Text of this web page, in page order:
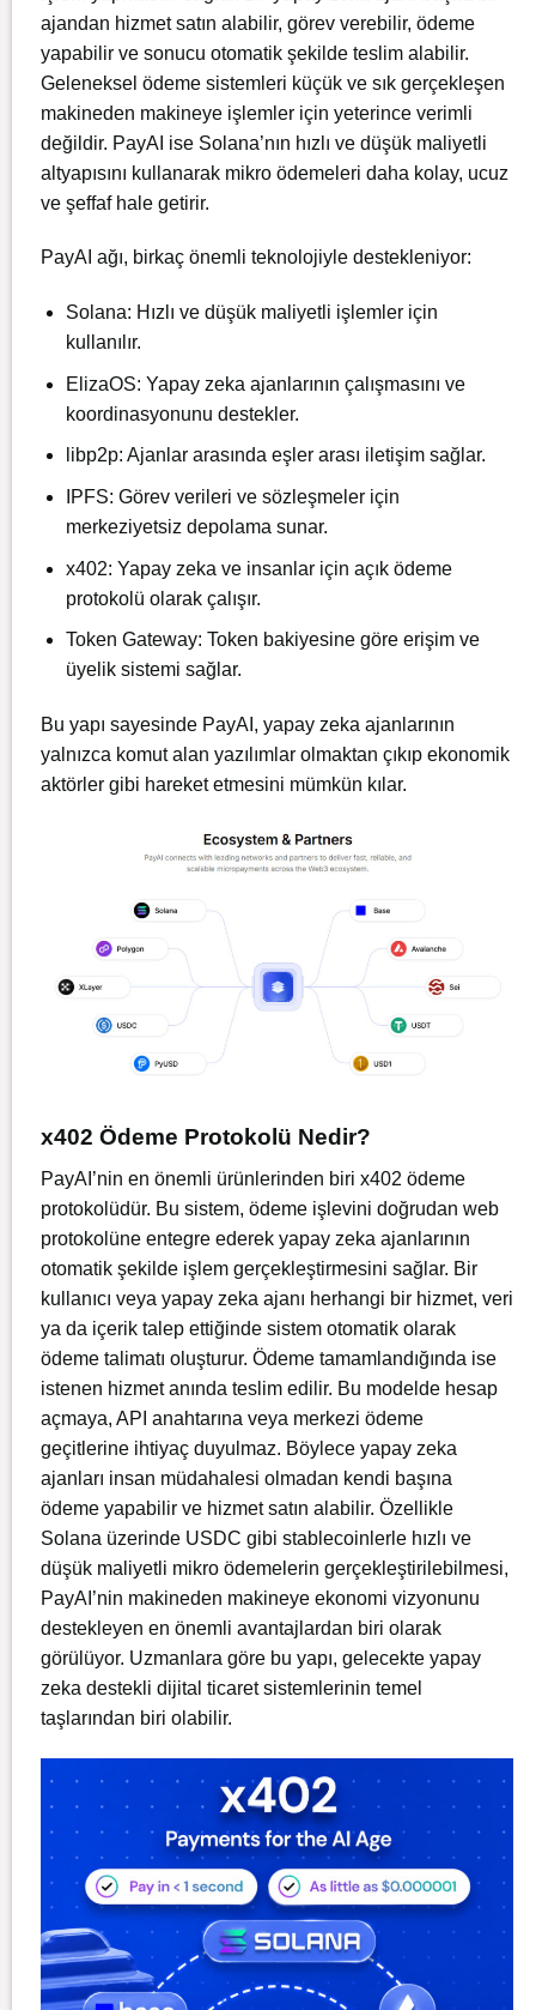
ajandan hizmet satın alabilir, görev verebilir, ödeme
yapabilir ve sonucu otomatik şekilde teslim alabilir.
Geleneksel ödeme sistemleri küçük ve sık gerçekleşen
makineden makineye işlemler için yeterince verimli
değildir. PayAI ise Solana’nın hızlı ve düşük maliyetli
altyapısını kullanarak mikro ödemeleri daha kolay, ucuz
ve şeffaf hale getirir.
PayAI ağı, birkaç önemli teknolojiyle destekleniyor:
Solana: Hızlı ve düşük maliyetli işlemler için
kullanılır.
ElizaOS: Yapay zeka ajanlarının çalışmasını ve
koordinasyonunu destekler.
libp2p: Ajanlar arasında eşler arası iletişim sağlar.
IPFS: Görev verileri ve sözleşmeler için
merkeziyetsiz depolama sunar.
x402: Yapay zeka ve insanlar için açık ödeme
protokolü olarak çalışır.
Token Gateway: Token bakiyesine göre erişim ve
üyelik sistemi sağlar.
Bu yapı sayesinde PayAI, yapay zeka ajanlarının
yalnızca komut alan yazılımlar olmaktan çıkıp ekonomik
aktörler gibi hareket etmesini mümkün kılar.
x402 Ödeme Protokolü Nedir?
PayAI’nin en önemli ürünlerinden biri x402 ödeme
protokolüdür. Bu sistem, ödeme işlevini doğrudan web
protokolüne entegre ederek yapay zeka ajanlarının
otomatik şekilde işlem gerçekleştirmesini sağlar. Bir
kullanıcı veya yapay zeka ajanı herhangi bir hizmet, veri
ya da içerik talep ettiğinde sistem otomatik olarak
ödeme talimatı oluşturur. Ödeme tamamlandığında ise
istenen hizmet anında teslim edilir. Bu modelde hesap
açmaya, API anahtarına veya merkezi ödeme
geçitlerine ihtiyaç duyulmaz. Böylece yapay zeka
ajanları insan müdahalesi olmadan kendi başına
ödeme yapabilir ve hizmet satın alabilir. Özellikle
Solana üzerinde USDC gibi stablecoinlerle hızlı ve
düşük maliyetli mikro ödemelerin gerçekleştirilebilmesi,
PayAI’nin makineden makineye ekonomi vizyonunu
destekleyen en önemli avantajlardan biri olarak
görülüyor. Uzmanlara göre bu yapı, gelecekte yapay
zeka destekli dijital ticaret sistemlerinin temel
taşlarından biri olabilir.